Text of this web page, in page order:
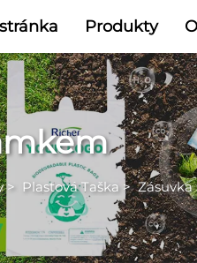
Produkty
> Plastová Taška>